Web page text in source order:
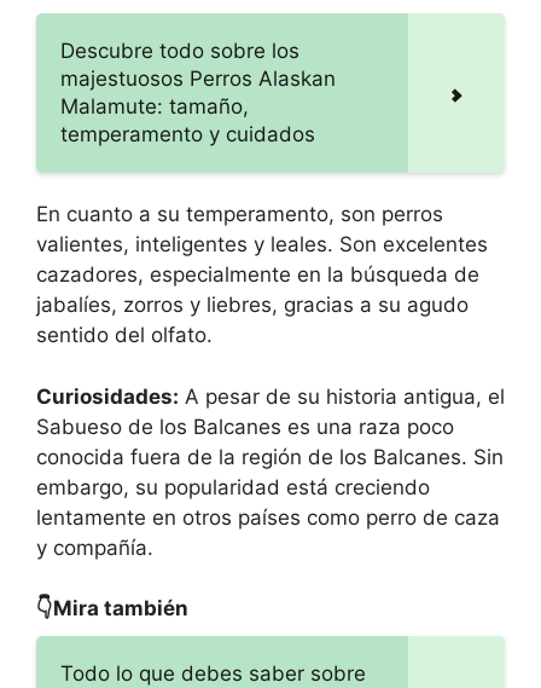
Descubre todo sobre los
majestuosos Perros Alaskan
Malamute: tamaño,
temperamento y cuidados
En cuanto a su temperamento, son perros
valientes, inteligentes y leales. Son excelentes
cazadores, especialmente en la búsqueda de
jabalíes, zorros y liebres, gracias a su agudo
sentido del olfato.
Curiosidades: A pesar de su historia antigua, el
Sabueso de los Balcanes es una raza poco
conocida fuera de la región de los Balcanes. Sin
embargo, su popularidad está creciendo
lentamente en otros países como perro de caza
y compañía.
👇Mira también
Todo lo que debes saber sobre